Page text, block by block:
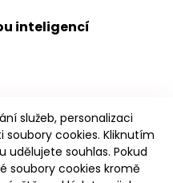
inteligencí
služeb, personalizaci
cookies. Kliknutím
udělujete souhlas. Pokud
soubory cookies kromě